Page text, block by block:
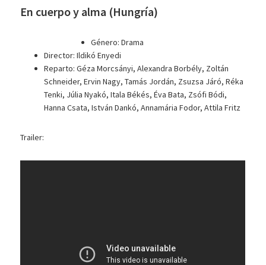
En cuerpo y alma (Hungría)
Género: Drama
Director: Ildikó Enyedi
Reparto: Géza Morcsányi, Alexandra Borbély, Zoltán
Schneider, Ervin Nagy, Tamás Jordán, Zsuzsa Járó, Réka
Tenki, Júlia Nyakó, Itala Békés, Éva Bata, Zsófi Bódi,
Hanna Csata, István Dankó, Annamária Fodor, Attila Fritz
Trailer: